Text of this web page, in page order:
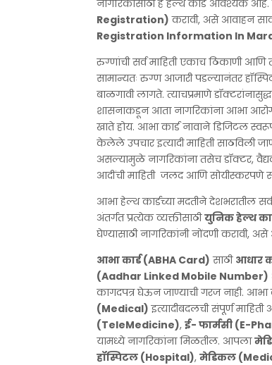
नागरिकांसाठी हे हेल्थ कार्ड आवश्यक आहे.
Registration) करावी, असे आवाहन
Registration Information In
रुग्णांची सर्व माहिती एकाच ठिकाणी
सामान्यतः रुग्ण आजारी पडल्यानंतर
बाळगावी लागते. त्याचप्रमाणे
शासनाकडून आता नागरिकांना आभा
खाते होय. आभा कार्ड नावाने डिजिटल
केलेले उपचार इत्यादी माहिती साठविली
असल्यामुळे नागरिकांना तसेच डॉक्टर,
आदींची माहिती जलद आणि सोयीस्करपणे
आभा हेल्थ कार्डच्या मदतीने देशभरातील
अंतर्गत प्रत्येक व्यक्तीसाठीयुनिक हेल्थ
घेण्यासाठी नागरिकांनी नोंदणी करावी,
आभा कार्ड (ABHA Card) साठी आधार
(Aadhar Linked Mobile Number)
कागदपत्र घेऊन जाण्याची गरज नाही. आभा
(Medical) इत्यादीबदलची संपूर्ण
(TeleMedicine), ई- फार्मसी (E-
यामध्ये नागरिकांना मिळतील. आपला
हॉस्पिटल (Hospital), मेडिकल